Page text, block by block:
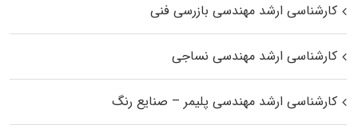
کارشناسی ارشد مهندسی بازرسی فنی
کارشناسی ارشد مهندسی نساجی
کارشناسی ارشد مهندسی پلیمر – صنایع رنگ